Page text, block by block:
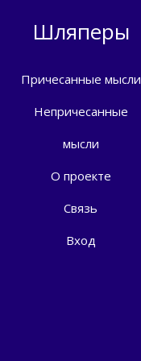
Шляперы
Причесанные мысли
Непричесанные
мысли
О проекте
Связь
Вход